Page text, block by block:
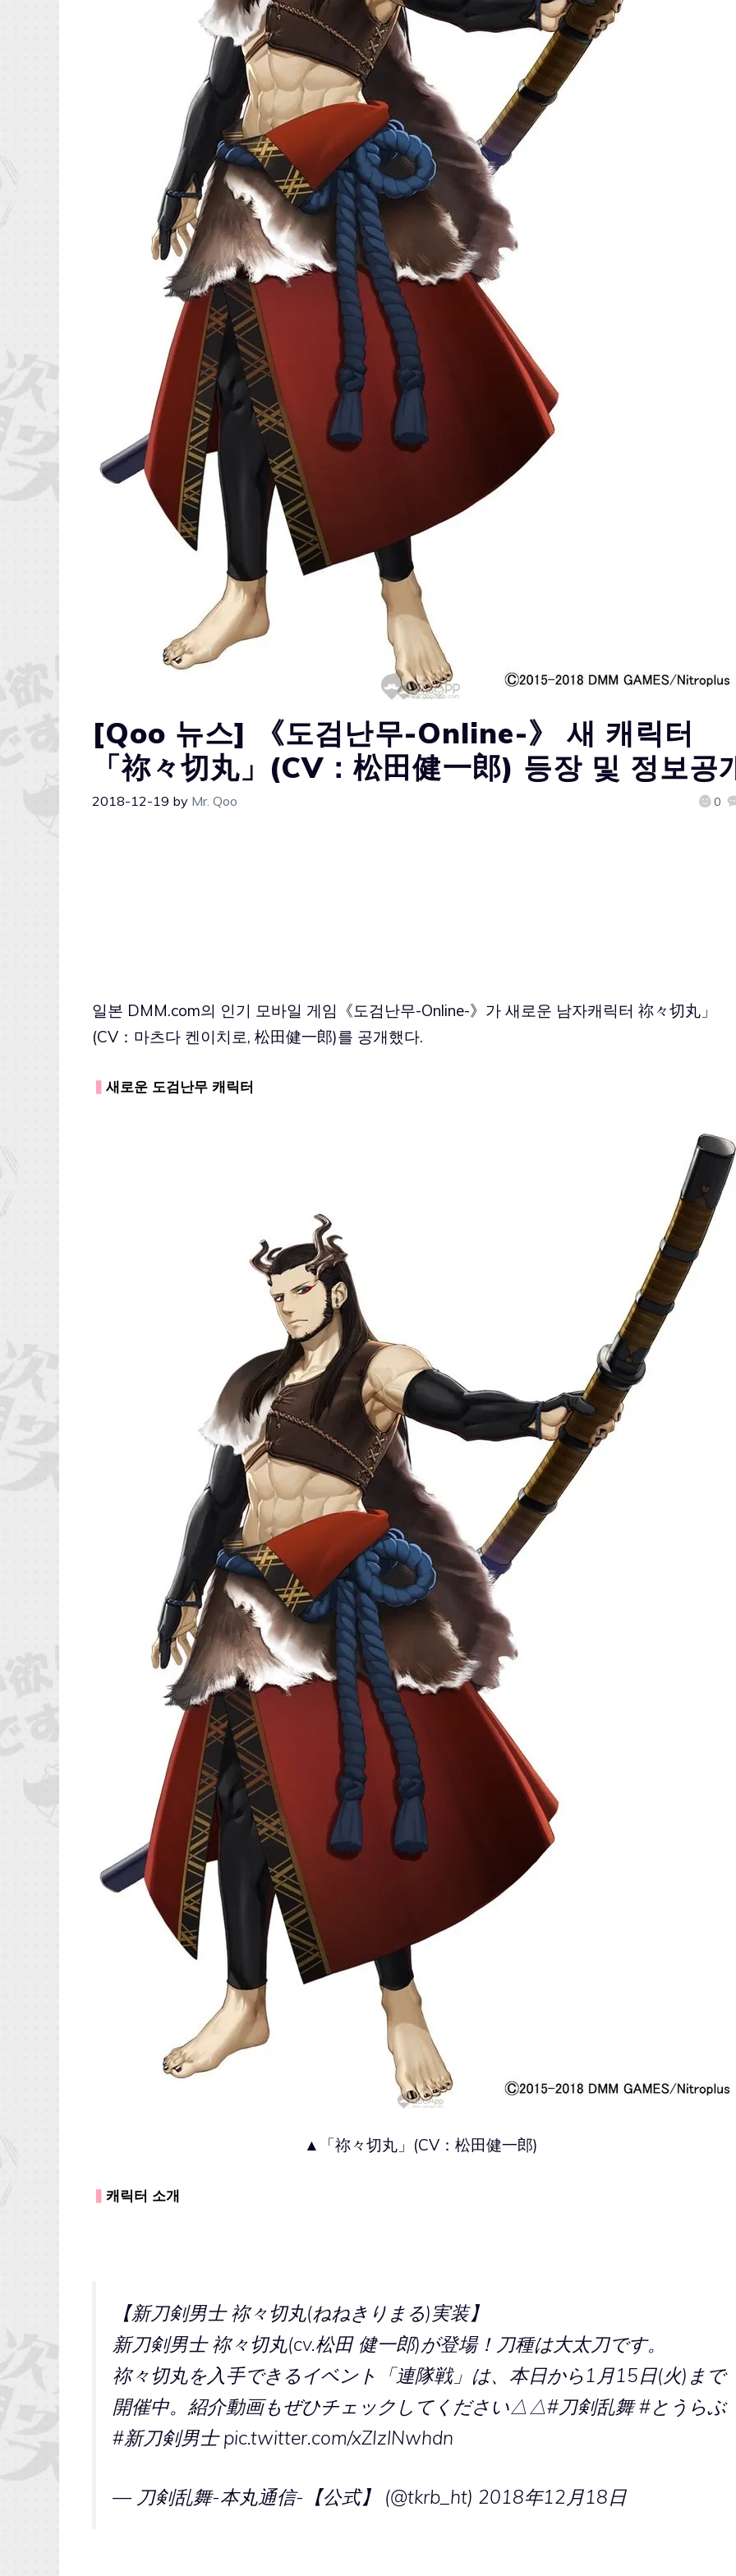
[Qoo 뉴스] 《도검난무-Online-》 새 캐릭터
「祢々切丸」(CV：松田健一郎) 등장 및 정보공
2018-12-19 by Mr. Qoo 0
일본 DMM.com의 인기 모바일 게임《도검난무-Online-》가 새로운 남자캐릭터 祢々切丸」
(CV：마츠다 켄이치로, 松田健一郎)를 공개했다.
▍ 새로운 도검난무 캐릭터
▲「祢々切丸」(CV：松田健一郎)
▍ 캐릭터 소개
【新刀剣男士 祢々切丸(ねねきりまる)実装】
新刀剣男士 祢々切丸(cv.松田 健一郎)が登場！刀種は大太刀です。
祢々切丸を入手できるイベント「連隊戦」は、本日から1月15日(火)まで
開催中。紹介動画もぜひチェックしてください△△#刀剣乱舞 #とうらぶ
#新刀剣男士 pic.twitter.com/xZIzlNwhdn
— 刀剣乱舞-本丸通信-【公式】 (@tkrb_ht) 2018年12月18日